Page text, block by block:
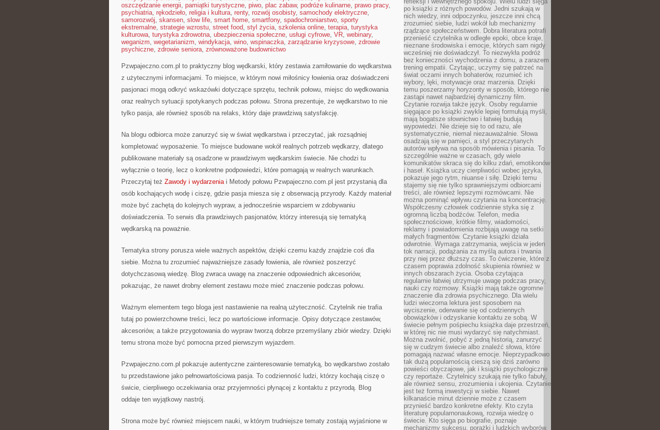
oszczędzanie energii, pamiątki turystyczne, piwo, plac zabaw, podróże kulinarne, prawo pracy,
psychiatria, rękodzieło, religia i kultura, renty, rozwój osobisty, samochody elektryczne,
samorozwój, skansen, slow life, smart home, smartfony, spadochroniarstwo, sporty
ekstremalne, strategie wzrostu, street food, styl życia, szkolenia online, terapia, turystyka
kulturowa, turystyka zdrowotna, ubezpieczenia społeczne, usługi cyfrowe, VR, webinary,
weganizm, wegetarianizm, windykacja, wino, wspinaczka, zarządzanie kryzysowe, zdrowie
psychiczne, zdrowie seniora, zrównoważone budownictwo
Pzwpajeczno.com.pl to praktyczny blog wędkarski, który zestawia zamiłowanie do wędkarstwa
z użytecznymi informacjami. To miejsce, w którym nowi miłośnicy łowienia oraz doświadczeni
pasjonaci mogą odkryć wskazówki dotyczące sprzętu, technik połowu, miejsc do wędkowania
oraz realnych sytuacji spotykanych podczas połowu. Strona prezentuje, że wędkarstwo to nie
tylko pasja, ale również sposób na relaks, który daje prawdziwą satysfakcję.
Na blogu odbiorca może zanurzyć się w świat wędkarstwa i przeczytać, jak rozsądniej
kompletować wyposażenie. To miejsce budowane wokół realnych potrzeb wędkarzy, dlatego
publikowane materiały są osadzone w prawdziwym wędkarskim świecie. Nie chodzi tu
wyłącznie o teorię, lecz o konkretne podpowiedzi, które pomagają w realnych warunkach.
Przeczytaj też Zawody i wydarzeniai Metody połowu Pzwpajeczno.com.pl jest przystanią dla
osób kochających wodę i ciszę, gdzie pasja miesza się z obserwacją przyrody. Każdy materiał
może być zachętą do kolejnych wypraw, a jednocześnie wsparciem w zdobywaniu
doświadczenia. To serwis dla prawdziwych pasjonatów, którzy interesują się tematyką
wędkarską na poważnie.
Tematyka strony porusza wiele ważnych aspektów, dzięki czemu każdy znajdzie coś dla
siebie. Można tu zrozumieć najważniejsze zasady łowienia, ale również poszerzyć
dotychczasową wiedzę. Blog zwraca uwagę na znaczenie odpowiednich akcesoriów,
pokazując, że nawet drobny element zestawu może mieć znaczenie podczas połowu.
Ważnym elementem tego bloga jest nastawienie na realną użyteczność. Czytelnik nie trafia
tutaj po powierzchowne treści, lecz po wartościowe informacje. Opisy dotyczące zestawów,
akcesoriów, a także przygotowania do wypraw tworzą dobrze przemyślany zbiór wiedzy. Dzięki
temu strona może być pomocna przed pierwszym wyjazdem.
Pzwpajeczno.com.pl pokazuje autentyczne zainteresowanie tematyką, bo wędkarstwo zostało
tu przedstawione jako pełnowartościowa pasja. To codzienność ludzi, którzy kochają ciszę o
świcie, cierpliwego oczekiwania oraz przyjemności płynącej z kontaktu z przyrodą. Blog
oddaje ten wyjątkowy nastrój.
Strona może być również miejscem nauki, w którym trudniejsze tematy zostają wyjaśnione w
po książki z różnych powodów. Jedni szukają w
nich wiedzy, inni odpoczynku, jeszcze inni chcą
zrozumieć siebie, ludzi wokół lub mechanizmy
rządzące społeczeństwem. Dobra literatura potrafi
przenieść czytelnika w odległe epoki, obce kraje,
nieznane środowiska i emocje, których sam nigdy
wcześniej nie doświadczył. To niezwykła podróż
bez konieczności wychodzenia z domu, a zarazem
trening empatii. Czytając, uczymy się patrzeć na
świat oczami innych bohaterów, rozumieć ich
wybory, lęki, motywacje oraz marzenia. Dzięki
temu poszerzamy horyzonty w sposób, którego nie
zastąpi nawet najbardziej dynamiczny film.
Czytanie rozwija także język. Osoby regularnie
sięgające po książki zwykle lepiej formułują myśli,
mają bogatsze słownictwo i łatwiej budują
wypowiedzi. Nie dzieje się to od razu, ale
systematycznie, niemal niezauważalnie. Słowa
osadzają się w pamięci, a styl przeczytanych
autorów wpływa na sposób mówienia i pisania. To
szczególnie ważne w czasach, gdy wiele
komunikatów skraca się do kilku zdań, emotikonów
i haseł. Książka uczy cierpliwości wobec języka,
pokazuje jego rytm, niuanse i siłę. Dzięki temu
stajemy się nie tylko sprawniejszymi odbiorcami
treści, ale również lepszymi rozmówcami. Nie
można pominąć wpływu czytania na koncentrację.
Współczesny człowiek codziennie styka się z
ogromną liczbą bodźców. Telefon, media
społecznościowe, krótkie filmy, wiadomości,
reklamy i powiadomienia rozbijają uwagę na setki
małych fragmentów. Czytanie książki działa
odwrotnie. Wymaga zatrzymania, wejścia w jeden
tok narracji, podążania za myślą autora i trwania
przy niej przez dłuższy czas. To ćwiczenie, które z
czasem poprawia zdolność skupienia również w
innych obszarach życia. Osoba czytająca
regularnie łatwiej utrzymuje uwagę podczas pracy,
nauki czy rozmowy. Książki mają także ogromne
znaczenie dla zdrowia psychicznego. Dla wielu
ludzi wieczorna lektura jest sposobem na
wyciszenie, oderwanie się od codziennych
obowiązków i odzyskanie kontaktu ze sobą. W
świecie pełnym pośpiechu książka daje przestrzeń,
w której nic nie musi wydarzyć się natychmiast.
Można zwolnić, pobyć z jedną historią, zanurzyć
się w cudzym świecie albo znaleźć słowa, które
pomagają nazwać własne emocje. Nieprzypadkowo
tak dużą popularnością cieszą się dziś zarówno
powieści obyczajowe, jak i książki psychologiczne
czy reportaże. Czytelnicy szukają nie tylko fabuły,
ale również sensu, zrozumienia i ukojenia. Czytanie
jest też formą inwestycji w siebie. Nawet
kilkanaście minut dziennie może z czasem
przynieść bardzo konkretne efekty. Kto czyta
literaturę popularnonaukową, rozwija wiedzę o
świecie. Kto sięga po biografie, poznaje
mechanizmy sukcesu, porażki i ludzkich wyborów.